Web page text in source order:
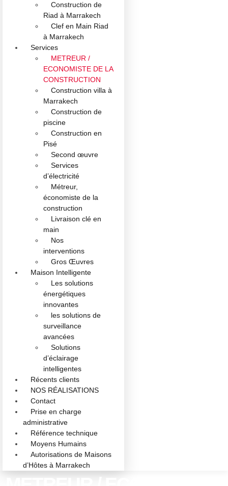
Construction de
Riad à Marrakech
Clef en Main Riad
à Marrakech
Services
METREUR /
ECONOMISTE DE LA
CONSTRUCTION
Construction villa à
Marrakech
Construction de
piscine
Construction en
Pisé
Second œuvre
Services
d’électricité
Métreur,
économiste de la
construction
Livraison clé en
main
Nos
interventions
Gros Œuvres
Maison Intelligente
Les solutions
énergétiques
innovantes
les solutions de
surveillance
avancées
Solutions
d’éclairage
intelligentes
Récents clients
NOS RÉALISATIONS
Contact
Prise en charge
administrative
Référence technique
Moyens Humains
Autorisations de Maisons
d’Hôtes à Marrakech